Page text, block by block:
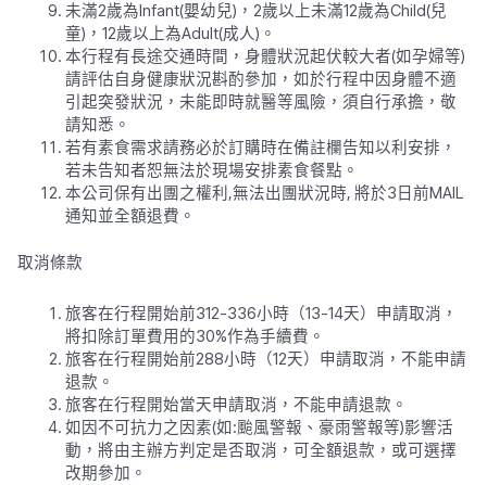
未滿2歲為Infant(嬰幼兒)，2歲以上未滿12歲為Child(兒
童)，12歲以上為Adult(成人)。
本行程有長途交通時間，身體狀況起伏較大者(如孕婦等)
請評估自身健康狀況斟酌參加，如於行程中因身體不適
引起突發狀況，未能即時就醫等風險，須自行承擔，敬
請知悉。
若有素食需求請務必於訂購時在備註欄告知以利安排，
若未告知者恕無法於現場安排素食餐點。
本公司保有出團之權利,無法出團狀況時, 將於3日前MAIL
通知並全額退費。
取消條款
旅客在行程開始前312-336小時（13-14天）申請取消，
將扣除訂單費用的30%作為手續費。
旅客在行程開始前288小時（12天）申請取消，不能申請
退款。
旅客在行程開始當天申請取消，不能申請退款。
如因不可抗力之因素(如:颱風警報、豪雨警報等)影響活
動，將由主辦方判定是否取消，可全額退款，或可選擇
改期參加。